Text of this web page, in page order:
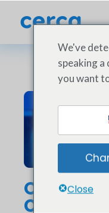
O’
Cerca ex
We've
speaking
you want
Close